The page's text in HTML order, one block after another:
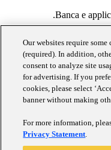
.Banca e
Gestioni
Prodotti
Banca Cloud
BRIO
Monitoraggio
EFFE
Financial HUB
Our websites require
(required). In addition,
consent to analyze site
for advertising. If you
cookies, please select
banner without making
For more information,
Privacy Statement.